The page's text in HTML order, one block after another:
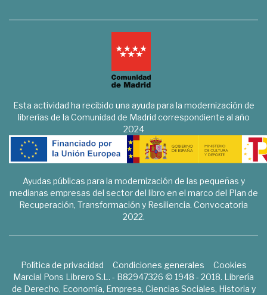
Esta actividad ha recibido una ayuda para la modernización de
librerías de la Comunidad de Madrid correspondiente al año
2024
Ayudas públicas para la modernización de las pequeñas y
medianas empresas del sector del libro en el marco del Plan de
Recuperación, Transformación y Resiliencia. Convocatoria
2022.
Política de privacidad Condiciones generales
Cookies
Marcial Pons Librero S.L. - B82947326 © 1948 - 2018. Librería
de Derecho, Economía, Empresa, Ciencias Sociales, Historia y